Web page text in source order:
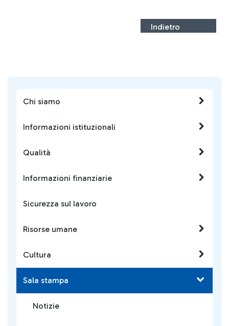
Chi siamo
Informazioni istituzionali
Qualità
Informazioni finanziarie
Sicurezza sul lavoro
Risorse umane
Cultura
Sala stampa
Notizie
Indietro